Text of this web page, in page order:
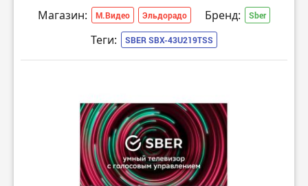
Магазин: М.Видео Эльдорадо Бренд: Sber
Теги: SBER SBX-43U219TSS